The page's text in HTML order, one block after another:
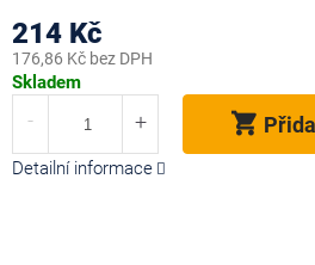
214 Kč
176,86 Kč bez DPH
Měrná
Skladem
Detailní informace